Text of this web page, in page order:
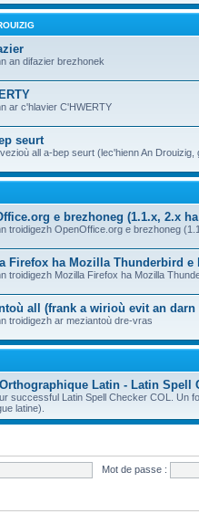
an difazier brezhonek
ar c'hlavier C'HWERTY
seurt
all a-bep seurt (lec'hienn An Drouizig,
e brezhoneg (1.1.x, 2.x
troidigezh OpenOffice.org e brezhoneg
Firefox ha Mozilla Thunderbird e
troidigezh Mozilla Firefox ha Mozilla
all (frank a wirioù evit an darn
troidigezh ar meziantoù dre-vras
Latin - Latin Spell
successful Latin Spell Checker COL.
latine).
Mot de passe :